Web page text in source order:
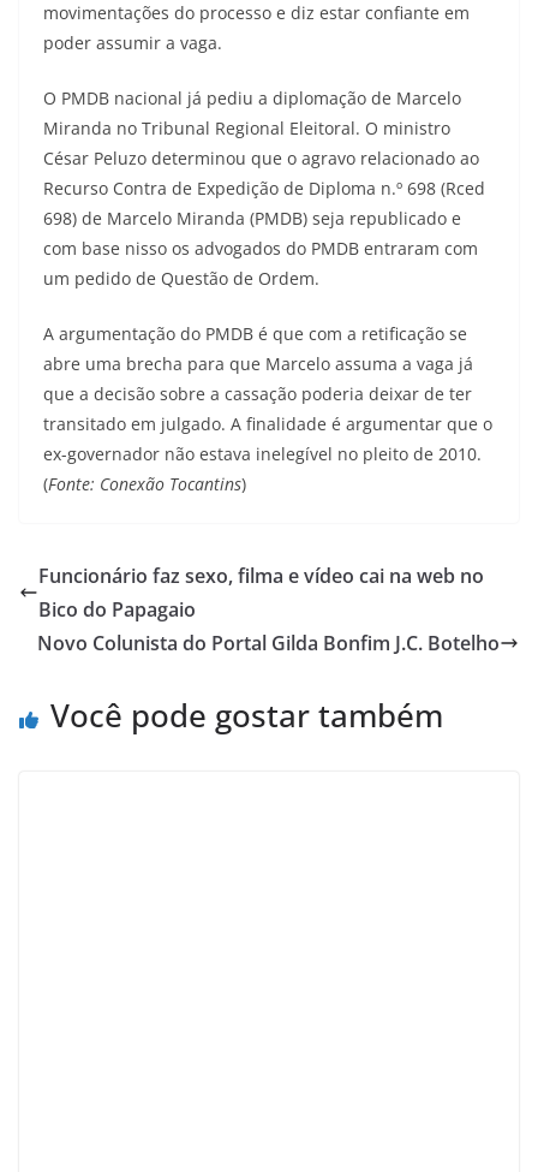
movimentações do processo e diz estar confiante em
poder assumir a vaga.
O PMDB nacional já pediu a diplomação de Marcelo
Miranda no Tribunal Regional Eleitoral. O ministro
César Peluzo determinou que o agravo relacionado ao
Recurso Contra de Expedição de Diploma n.º 698 (Rced
698) de Marcelo Miranda (PMDB) seja republicado e
com base nisso os advogados do PMDB entraram com
um pedido de Questão de Ordem.
A argumentação do PMDB é que com a retificação se
abre uma brecha para que Marcelo assuma a vaga já
que a decisão sobre a cassação poderia deixar de ter
transitado em julgado. A finalidade é argumentar que o
ex-governador não estava inelegível no pleito de 2010.
(Fonte: Conexão Tocantins)
Funcionário faz sexo, filma e vídeo cai na web no
Bico do Papagaio
Novo Colunista do Portal Gilda Bonfim J.C. Botelho
Você pode gostar também